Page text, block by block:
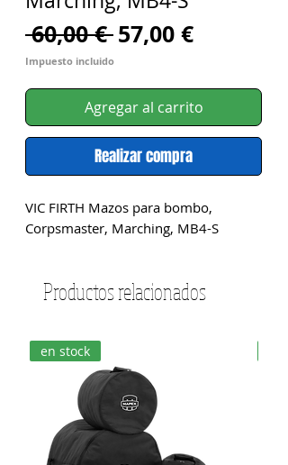
60,00 € Precio
57,00 €Precio
oferta
Impuesto incluido
Agregar al carrito
Realizar compra
VIC FIRTH Mazos para bombo,
Corpsmaster, Marching, MB4-S
Productos relacionados
en stock